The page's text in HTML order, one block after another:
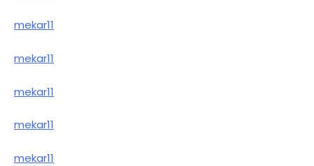
mekar11
mekar11
mekar11
mekar11
mekar11